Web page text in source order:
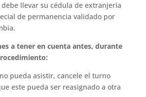
llevar su cédula de extranjería
de permanencia validado por
a tener en cuenta antes, durante
pueda asistir, cancele el turno
este pueda ser reasignado a otra